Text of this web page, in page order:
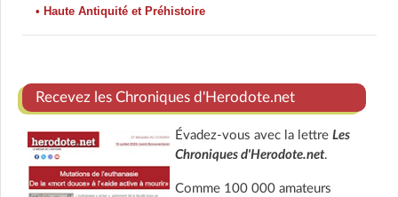
• Haute Antiquité et Préhistoire
Recevez les Chroniques d'Herodote.net
Évadez-vous avec la lettre Les
Chroniques d'Herodote.net.
Comme 100 000 amateurs